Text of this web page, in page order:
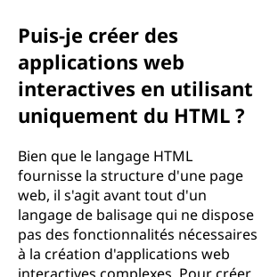
Puis-je créer des
applications web
interactives en utilisant
uniquement du HTML ?
Bien que le langage HTML
fournisse la structure d'une page
web, il s'agit avant tout d'un
langage de balisage qui ne dispose
pas des fonctionnalités nécessaires
à la création d'applications web